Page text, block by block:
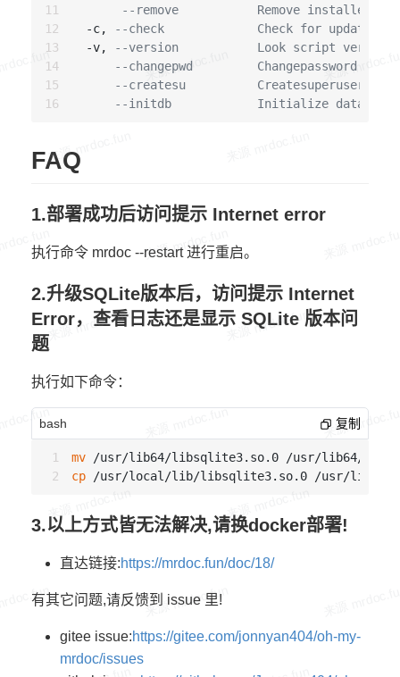
--remove           Remove installed
  -c,
--check             Check for update | 检查
  -v,
--version           Look script version |
--changepwd         Changepassword | 修改
--createsu          Createsuperuser | 创建
--initdb            Initialize database | 初
FAQ
1.部署成功后访问提示 Internet error
执行命令 mrdoc --restart 进行重启。
2.升级SQLite版本后，访问提示 Internet
Error，查看日志还是显示 SQLite 版本问
题
执行如下命令：
bash 复制
mv
cp
3.以上方式皆无法解决,请换docker部署!
直达链接:https://mrdoc.fun/doc/18/
有其它问题,请反馈到 issue 里!
gitee issue:https://gitee.com/jonnyan404/oh-my-
mrdoc/issues